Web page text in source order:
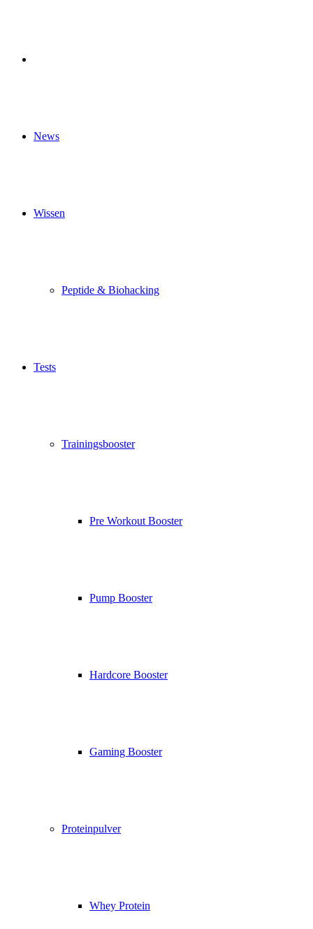
News
Wissen
Peptide & Biohacking
Tests
Trainingsbooster
Pre Workout Booster
Pump Booster
Hardcore Booster
Gaming Booster
Proteinpulver
Whey Protein